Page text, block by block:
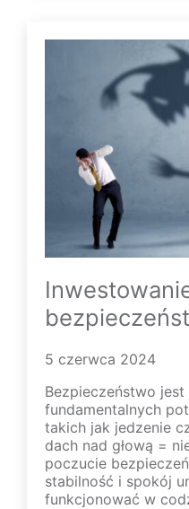
5 czerwca 2024
Bezpieczeństwo jest
fundamentalnych
takich jak jedzenie
dach nad głową =
poczucie
stabilność i spokój
funkcjonować w